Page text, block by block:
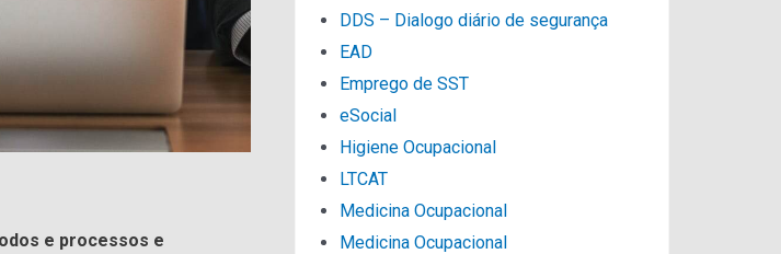
e processos e
DDS – Dialogo diário de segurança
EAD
Emprego de SST
eSocial
Higiene Ocupacional
LTCAT
Medicina Ocupacional
Medicina Ocupacional